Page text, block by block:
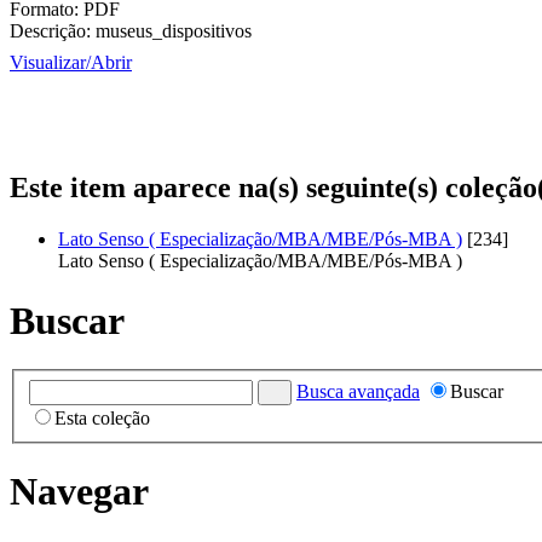
Formato: PDF
Descrição: museus_dispositivos
Visualizar/Abrir
Este item aparece na(s) seguinte(s)
Lato Senso ( Especialização/MBA/MBE/Pós-MBA ) [234]
Lato Senso ( Especialização/MBA/MBE/Pós-MBA )
Buscar
Busca avançada
Buscar
Esta coleção
Navegar